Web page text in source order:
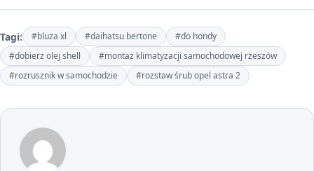
Tagi: #bluza xl #daihatsu bertone
#do hondy
#dobierz olej shell
#montaż klimatyzacji samochodowej rzeszów
#rozrusznik w samochodzie
#rozstaw śrub opel astra 2